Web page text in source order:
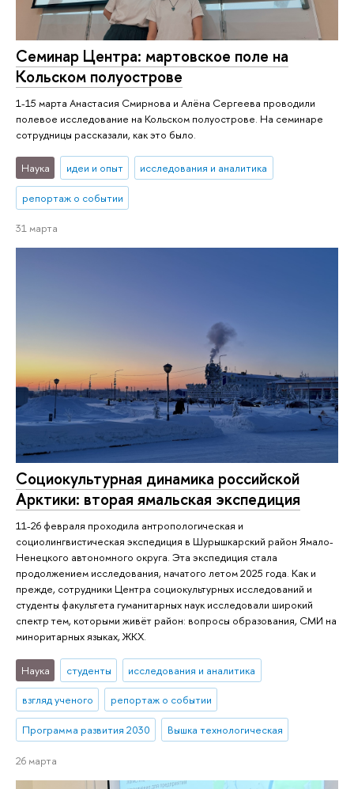
Семинар Центра: мартовское поле на
Кольском полуострове
1-15 марта Анастасия Смирнова и Алёна Сергеева проводили
полевое исследование на Кольском полуострове. На семинаре
сотрудницы рассказали, как это было.
Наука идеи и опыт исследования и аналитика
репортаж о событии
31 марта
Социокультурная динамика российской
Арктики: вторая ямальская экспедиция
11-26 февраля проходила антропологическая и
социолингвистическая экспедиция в Шурышкарский район Ямало-
Ненецкого автономного округа. Эта экспедиция стала
продолжением исследования, начатого летом 2025 года. Как и
прежде, сотрудники Центра социокультурных исследований и
студенты факультета гуманитарных наук исследовали широкий
спектр тем, которыми живёт район: вопросы образования, СМИ на
миноритарных языках, ЖКХ.
Наука студенты исследования и аналитика
взгляд ученого репортаж о событии
Программа развития 2030 Вышка технологическая
26 марта